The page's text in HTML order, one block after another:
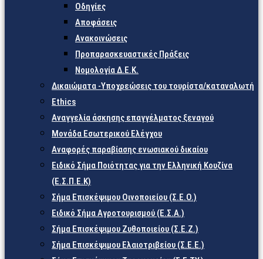
Οδηγίες
Αποφάσεις
Ανακοινώσεις
Προπαρασκευαστικές Πράξεις
Νομολογία Δ.Ε.Κ.
Δικαιώματα -Υποχρεώσεις του τουρίστα/καταναλωτή
Ethics
Αναγγελία άσκησης επαγγέλματος ξεναγού
Μονάδα Εσωτερικού Ελέγχου
Αναφορές παραβίασης ενωσιακού δικαίου
Ειδικό Σήμα Ποιότητας για την Ελληνική Κουζίνα
(Ε.Σ.Π.Ε.Κ)
Σήμα Επισκέψιμου Οινοποιείου (Σ.Ε.Ο.)
Ειδικό Σήμα Αγροτουρισμού (Ε.Σ.Α.)
Σήμα Επισκέψιμου Ζυθοποιείου (Σ.Ε.Ζ.)
Σήμα Επισκέψιμου Ελαιοτριβείου (Σ.Ε.Ε.)